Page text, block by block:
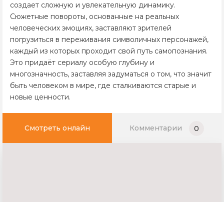
создает сложную и увлекательную динамику.
Сюжетные повороты, основанные на реальных
человеческих эмоциях, заставляют зрителей
погрузиться в переживания символичных персонажей,
каждый из которых проходит свой путь самопознания.
Это придаёт сериалу особую глубину и
многозначность, заставляя задуматься о том, что значит
быть человеком в мире, где сталкиваются старые и
новые ценности.
Смотреть онлайн Комментарии 0